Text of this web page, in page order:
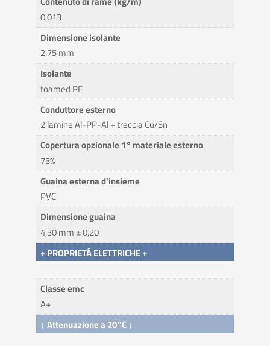
0.013
Dimensione isolante
2,75 mm
Isolante
foamed PE
Conduttore esterno
2 lamine Al-PP-Al + treccia Cu/Sn
Copertura opzionale 1° materiale esterno
73%
Guaina esterna d'insieme
PVC
Dimensione guaina
4,30 mm ± 0,20
+ PROPRIETÁ ELETTRICHE +
Classe emc
A+
↓ Attenuazione a 20°C ↓